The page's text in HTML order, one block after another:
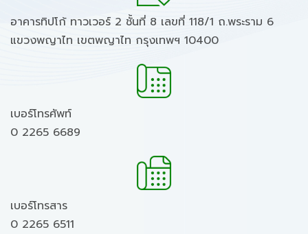
อาคารทิปโก้ ทาวเวอร์ 2 ชั้นที่ 8 เลขที่ 118/1 ถ.พระราม 6
แขวงพญาไท เขตพญาไท กรุงเทพฯ 10400
เบอร์โทรศัพท์
0 2265 6689
เบอร์โทรสาร
0 2265 6511